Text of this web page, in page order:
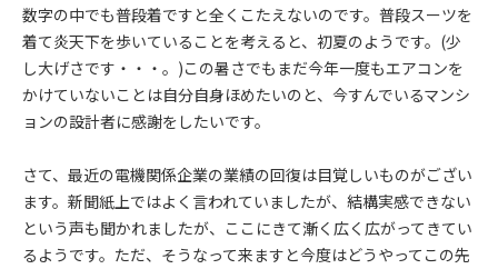
数字の中でも普段着ですと全くこたえないのです。普段スーツを
着て炎天下を歩いていることを考えると、初夏のようです。(少
し大げさです・・・。)この暑さでもまだ今年一度もエアコンを
かけていないことは自分自身ほめたいのと、今すんでいるマンシ
ョンの設計者に感謝をしたいです。
さて、最近の電機関係企業の業績の回復は目覚しいものがござい
ます。新聞紙上ではよく言われていましたが、結構実感できない
という声も聞かれましたが、ここにきて漸く広く広がってきてい
るようです。ただ、そうなって来ますと今度はどうやってこの先